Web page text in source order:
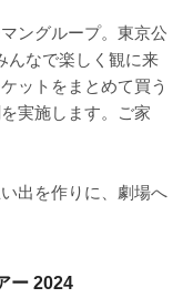
ングループ。東京公
んなで楽しく観に来
ットをまとめて買う
実施します。ご家
出を作りに、劇場へ
ー 2024